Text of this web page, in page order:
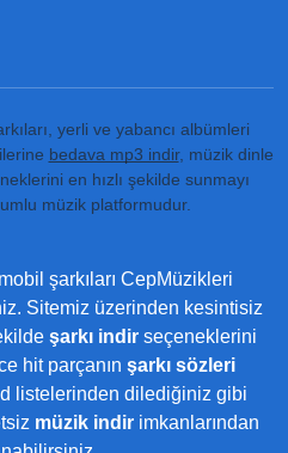
yerli ve yabancı albümleri
bedava mp3 indir, müzik dinle
en hızlı şekilde sunmayı
müzik platformudur.
şarkıları CepMüzikleri
Sitemiz üzerinden kesintisiz
şarkı indirseçeneklerini
hit parçanın şarkı sözleri
listelerinden dilediğiniz gibi
müzik indir imkanlarından